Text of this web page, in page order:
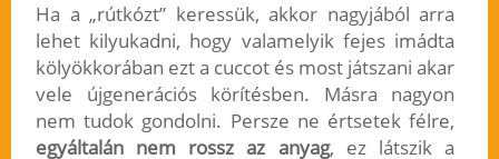
Ha a „rútkózt” keressük, akkor nagyjából arra
lehet kilyukadni, hogy valamelyik fejes imádta
kölyökkorában ezt a cuccot és most játszani akar
vele újgenerációs körítésben. Másra nagyon
nem tudok gondolni. Persze ne értsetek félre,
egyáltalán nem rossz az anyag, ez látszik a